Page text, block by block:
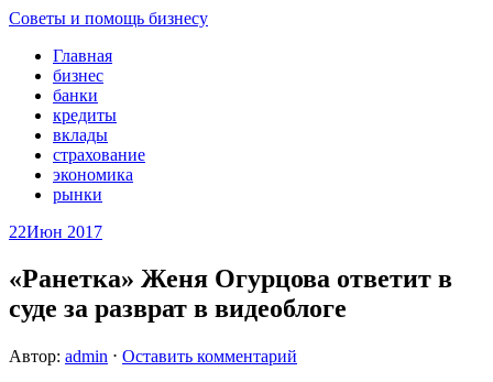
Советы и помощь бизнесу
Главная
бизнес
банки
кредиты
вклады
страхование
экономика
рынки
22Июн 2017
«Ранетка» Женя Огурцова ответит в
суде за разврат в видеоблоге
Автор: admin ⋅ Оставить комментарий